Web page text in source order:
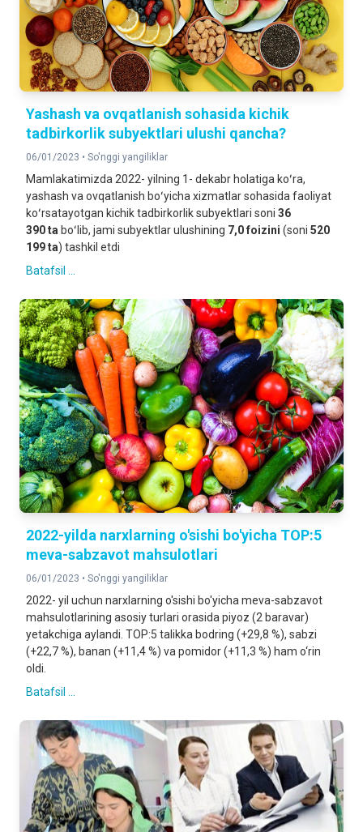
Yashash va ovqatlanish sohasida kichik
tadbirkorlik subyektlari ulushi qancha?
06/01/2023 • So'nggi yangiliklar
Mamlakatimizda 2022- yilning 1- dekabr holatiga koʻra,
yashash va ovqatlanish boʻyicha xizmatlar sohasida faoliyat
koʻrsatayotgan kichik tadbirkorlik subyektlari soni 36
390ta boʻlib, jami subyektlar ulushining 7,0 foizini (soni 520
199 ta) tashkil etdi
Batafsil ...
2022-yilda narxlarning o'sishi bo'yicha TOP:5
meva-sabzavot mahsulotlari
06/01/2023 • So'nggi yangiliklar
2022- yil uchun narxlarning o'sishi bo'yicha meva-sabzavot
mahsulotlarining asosiy turlari orasida piyoz (2 baravar)
yetakchiga aylandi. TOP:5 talikka bodring (+29,8 %), sabzi
(+22,7 %), banan (+11,4 %) va pomidor (+11,3 %) ham o‘rin
oldi.
Batafsil ...